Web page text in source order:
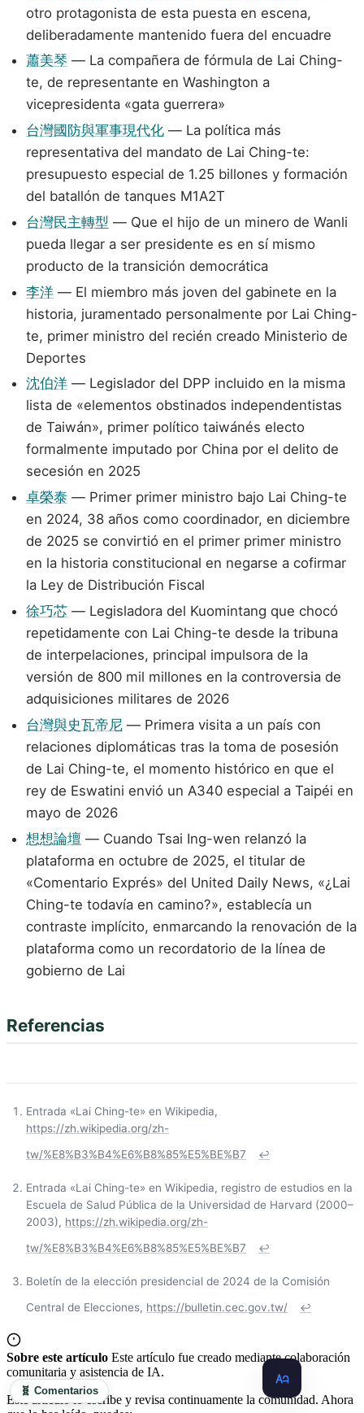
otro protagonista de esta puesta en escena,
deliberadamente mantenido fuera del encuadre
蕭美琴 — La compañera de fórmula de Lai Ching-
te, de representante en Washington a
vicepresidenta «gata guerrera»
台灣國防與軍事現代化 — La política más
representativa del mandato de Lai Ching-te:
presupuesto especial de 1.25 billones y formación
del batallón de tanques M1A2T
台灣民主轉型 — Que el hijo de un minero de Wanli
pueda llegar a ser presidente es en sí mismo
producto de la transición democrática
李洋 — El miembro más joven del gabinete en la
historia, juramentado personalmente por Lai Ching-
te, primer ministro del recién creado Ministerio de
Deportes
沈伯洋 — Legislador del DPP incluido en la misma
lista de «elementos obstinados independentistas
de Taiwán», primer político taiwánés electo
formalmente imputado por China por el delito de
secesión en 2025
卓榮泰 — Primer primer ministro bajo Lai Ching-te
en 2024, 38 años como coordinador, en diciembre
de 2025 se convirtió en el primer primer ministro
en la historia constitucional en negarse a cofirmar
la Ley de Distribución Fiscal
徐巧芯 — Legisladora del Kuomintang que chocó
repetidamente con Lai Ching-te desde la tribuna
de interpelaciones, principal impulsora de la
versión de 800 mil millones en la controversia de
adquisiciones militares de 2026
台灣與史瓦帝尼 — Primera visita a un país con
relaciones diplomáticas tras la toma de posesión
de Lai Ching-te, el momento histórico en que el
rey de Eswatini envió un A340 especial a Taipéi en
mayo de 2026
想想論壇 — Cuando Tsai Ing-wen relanzó la
plataforma en octubre de 2025, el titular de
«Comentario Exprés» del United Daily News, «¿Lai
Ching-te todavía en camino?», establecía un
contraste implícito, enmarcando la renovación de la
plataforma como un recordatorio de la línea de
gobierno de Lai
Referencias
Entrada «Lai Ching-te» en Wikipedia,
https://zh.wikipedia.org/zh-
tw/%E8%B3%B4%E6%B8%85%E5%BE%B7
↩
Entrada «Lai Ching-te» en Wikipedia, registro de estudios en la
Escuela de Salud Pública de la Universidad de Harvard (2000–
2003), https://zh.wikipedia.org/zh-
tw/%E8%B3%B4%E6%B8%85%E5%BE%B7
↩
Boletín de la elección presidencial de 2024 de la Comisión
Central de Elecciones, https://bulletin.cec.gov.tw/ ↩
Sobre este artículo Este artículo fue creado mediante colaboración
comunitaria y asistencia de IA.
Este artículo lo escribe y revisa continuamente la comunidad. Ahora
🧬 Comentarios